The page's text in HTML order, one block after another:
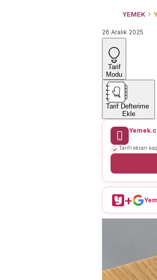
YEMEK
26 Aralık 2025
Tarif
Modu
Tarif Defterime
Ekle
Tarifi ekran
+